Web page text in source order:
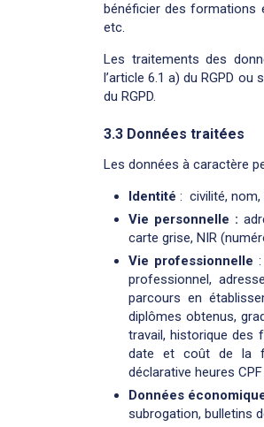
bénéficier des formations
etc.
Les traitements des
l’article 6.1 a) du RGPD
du RGPD.
3.3 Données traitées
Les données à caractère
Identité : civilité, nom,
Vie personnelle :
carte grise, NIR
Vie professionnelle
professionnel,
parcours en
diplômes obtenus,
travail, historique des
date et coût de la
déclarative heures CPF
Données
subrogation, bulletins